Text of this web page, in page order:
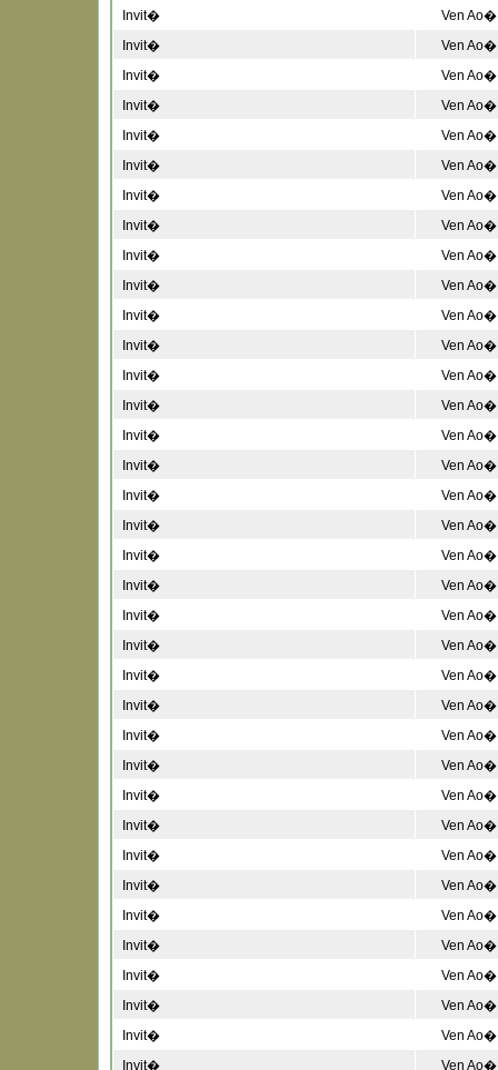
Invit�
Ven Ao�
Invit�
Ven Ao�
Invit�
Ven Ao�
Invit�
Ven Ao�
Invit�
Ven Ao�
Invit�
Ven Ao�
Invit�
Ven Ao�
Invit�
Ven Ao�
Invit�
Ven Ao�
Invit�
Ven Ao�
Invit�
Ven Ao�
Invit�
Ven Ao�
Invit�
Ven Ao�
Invit�
Ven Ao�
Invit�
Ven Ao�
Invit�
Ven Ao�
Invit�
Ven Ao�
Invit�
Ven Ao�
Invit�
Ven Ao�
Invit�
Ven Ao�
Invit�
Ven Ao�
Invit�
Ven Ao�
Invit�
Ven Ao�
Invit�
Ven Ao�
Invit�
Ven Ao�
Invit�
Ven Ao�
Invit�
Ven Ao�
Invit�
Ven Ao�
Invit�
Ven Ao�
Invit�
Ven Ao�
Invit�
Ven Ao�
Invit�
Ven Ao�
Invit�
Ven Ao�
Invit�
Ven Ao�
Invit�
Ven Ao�
Invit�
Ven Ao�